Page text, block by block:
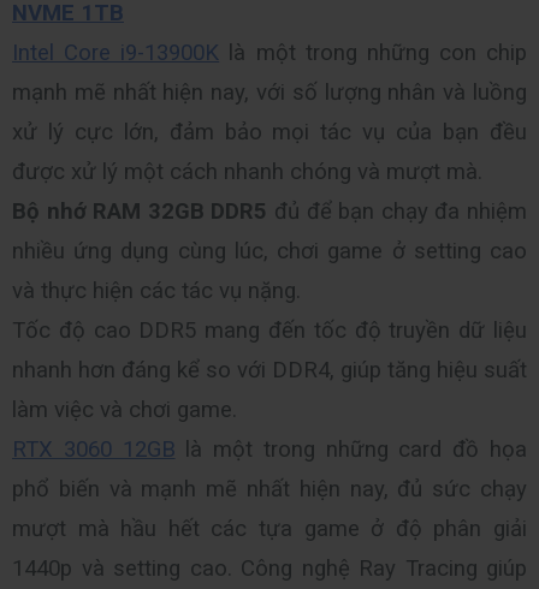
NVME 1TB
Intel Core i9-13900K là một trong những con chip
mạnh mẽ nhất hiện nay, với số lượng nhân và luồng
xử lý cực lớn, đảm bảo mọi tác vụ của bạn đều
được xử lý một cách nhanh chóng và mượt mà.
Bộ nhớ RAM 32GB DDR5 đủ để bạn chạy đa nhiệm
nhiều ứng dụng cùng lúc, chơi game ở setting cao
và thực hiện các tác vụ nặng.
Tốc độ cao DDR5 mang đến tốc độ truyền dữ liệu
nhanh hơn đáng kể so với DDR4, giúp tăng hiệu suất
làm việc và chơi game.
RTX 3060 12GB là một trong những card đồ họa
phổ biến và mạnh mẽ nhất hiện nay, đủ sức chạy
mượt mà hầu hết các tựa game ở độ phân giải
1440p và setting cao. Công nghệ Ray Tracing giúp